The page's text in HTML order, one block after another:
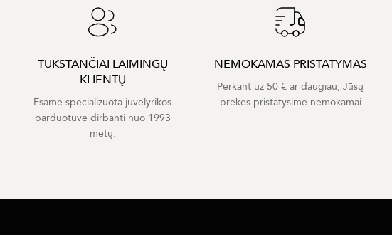
TŪKSTANČIAI LAIMINGŲ
KLIENTŲ
Esame specializuota juvelyrikos
parduotuvė dirbanti nuo 1993
metų.
NEMOKAMAS PRISTATYMAS
Perkant už 50 € ar daugiau, Jūsų
prekes pristatysime nemokamai